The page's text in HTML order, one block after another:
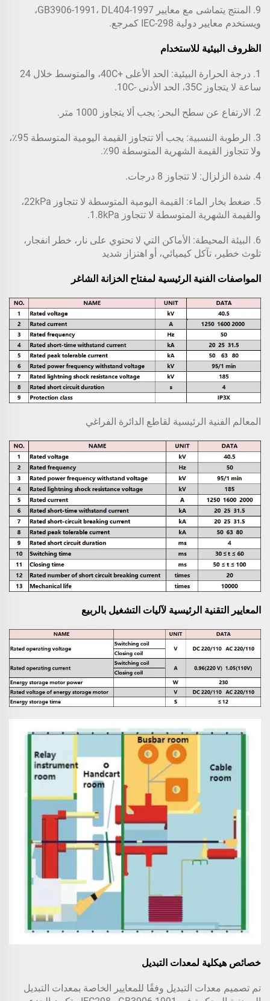
9. المنتج يتماشى مع معايير GB3906-1991، DL404-1997،
ويستخدم معايير دولية IEC-298 كمرجع.
الظروف البيئية للاستخدام
1. درجة الحرارة البيئية: الحد الأعلى +40C، والمتوسط خلال 24
ساعة لا يتجاوز 35C، الحد الأدنى -10C.
2. الارتفاع عن سطح البحر: يجب ألا يتجاوز 1000 متر.
3. الرطوبة النسبية: يجب ألا تتجاوز القيمة اليومية المتوسطة 95٪،
ولا تتجاوز القيمة الشهرية المتوسطة 90٪.
4. شدة الزلزال: لا تتجاوز 8 درجات.
5. ضغط بخار الماء: القيمة اليومية المتوسطة لا تتجاوز 22kPa،
والقيمة الشهرية المتوسطة لا تتجاوز 1.8kPa.
6. البيئة المحيطة: الأماكن التي لا تحتوي على نار، خطر انفجار،
تلوث خطير، تآكل كيميائي، أو اهتزاز شديد
المواصفات الفنية الرئيسية لمفتاح الخزانة الشاغر
المعالم الفنية الرئيسية لقاطع الدائرة الفراغي
المعايير التقنية الرئيسية لآليات التشغيل بالربيع
خصائص هيكلية لمعدات التبديل
تم تصميم معدات التبديل وفقًا للمعايير الخاصة بمعدات التبديل